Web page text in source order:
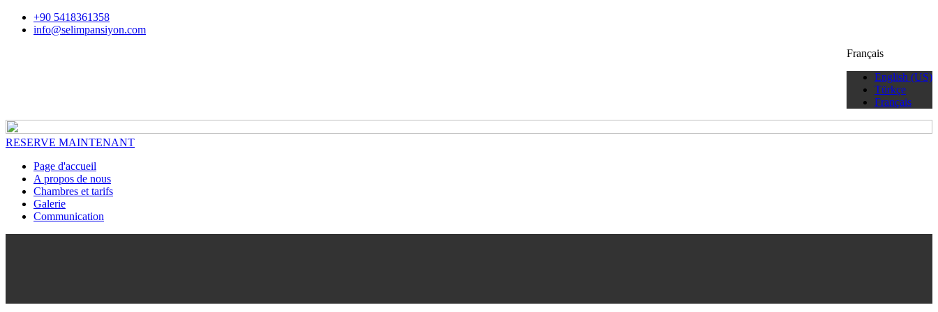
+90 5418361358
info@selimpansiyon.com
Français
English (US)
Türkçe
Français
RESERVE MAINTENANT
Page d'accueil
A propos de nous
Chambres et tarifs
Galerie
Communication